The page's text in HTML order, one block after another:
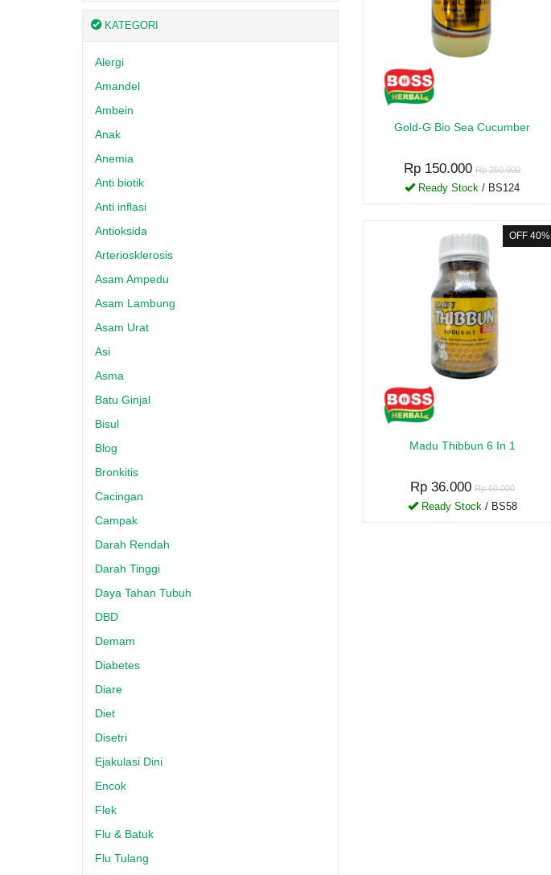
Gold-G Bio Sea Cucumber
Rp 150.000 Rp 250.000
Ready Stock / BS124
OFF 40%
Madu Thibbun 6 In 1
Rp 36.000 Rp 60.000
Ready Stock/ BS58
KATEGORI
Alergi
Amandel
Ambein
Anak
Anemia
Anti biotik
Anti inflasi
Antioksida
Arteriosklerosis
Asam Ampedu
Asam Lambung
Asam Urat
Asi
Asma
Batu Ginjal
Bisul
Blog
Bronkitis
Cacingan
Campak
Darah Rendah
Darah Tinggi
Daya Tahan Tubuh
DBD
Demam
Diabetes
Diare
Diet
Disetri
Ejakulasi Dini
Encok
Flek
Flu & Batuk
Flu Tulang